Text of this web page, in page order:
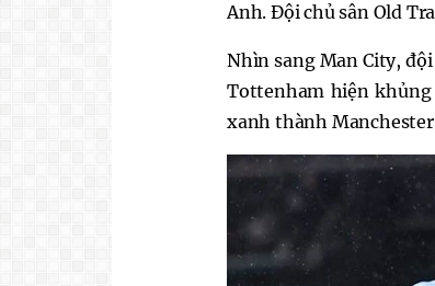
Anh. Đội chủ sân Old
Nhìn sang Man City,
Tottenham hiện
xanh thành